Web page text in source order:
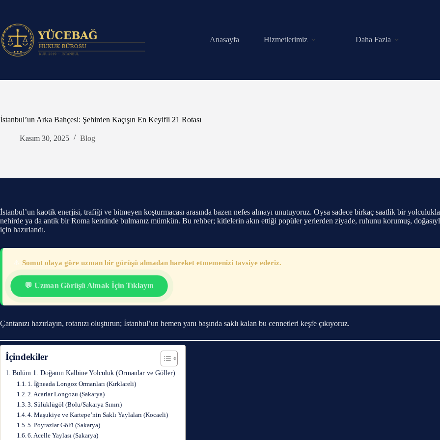
Anasayfa Hizmetlerimiz Daha Fazla
İstanbul’un Arka Bahçesi: Şehirden Kaçışın En Keyifli 21 Rotası
Kasım 30, 2025 Blog
İstanbul’un kaotik enerjisi, trafiği ve bitmeyen koşturmacası arasında bazen nefes almayı unutuyoruz. Oysa sadece birkaç saatlik bir
nehirde ya da antik bir Roma kentinde bulmanız mümkün. Bu rehber; kitlelerin akın ettiği popüler yerlerden ziyade, ruhunu korumuş,
için hazırlandı.
Somut olaya göre uzman bir görüşü almadan hareket etmemenizi tavsiye ederiz.
💬 Uzman Görüşü Almak İçin Tıklayın
Çantanızı hazırlayın, rotanızı oluşturun; İstanbul’un hemen yanı başında saklı kalan bu cennetleri keşfe çıkıyoruz.
İçindekiler
Bölüm 1: Doğanın Kalbine Yolculuk (Ormanlar ve Göller)
1. İğneada Longoz Ormanları (Kırklareli)
2. Acarlar Longozu (Sakarya)
3. Sülüklügöl (Bolu/Sakarya Sınırı)
4. Maşukiye ve Kartepe’nin Saklı Yaylaları (Kocaeli)
5. Poyrazlar Gölü (Sakarya)
6. Acelle Yaylası (Sakarya)